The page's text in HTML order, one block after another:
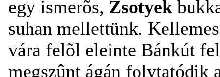
egy ismerõs, Zsotyek
suhan mellettünk.
vára felõl eleinte Bánkút
megszûnt ágán folytatódik